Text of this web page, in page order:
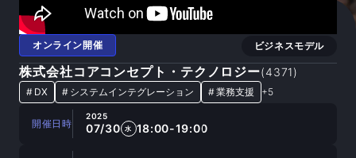
オンライン開催 ビジネスモデル
株式会社コアコンセプト・テクノロジー(4371)
# DX # システムインテグレーション #業務支援 +5
開催日時
2025
07/30 水 18:00-19:00